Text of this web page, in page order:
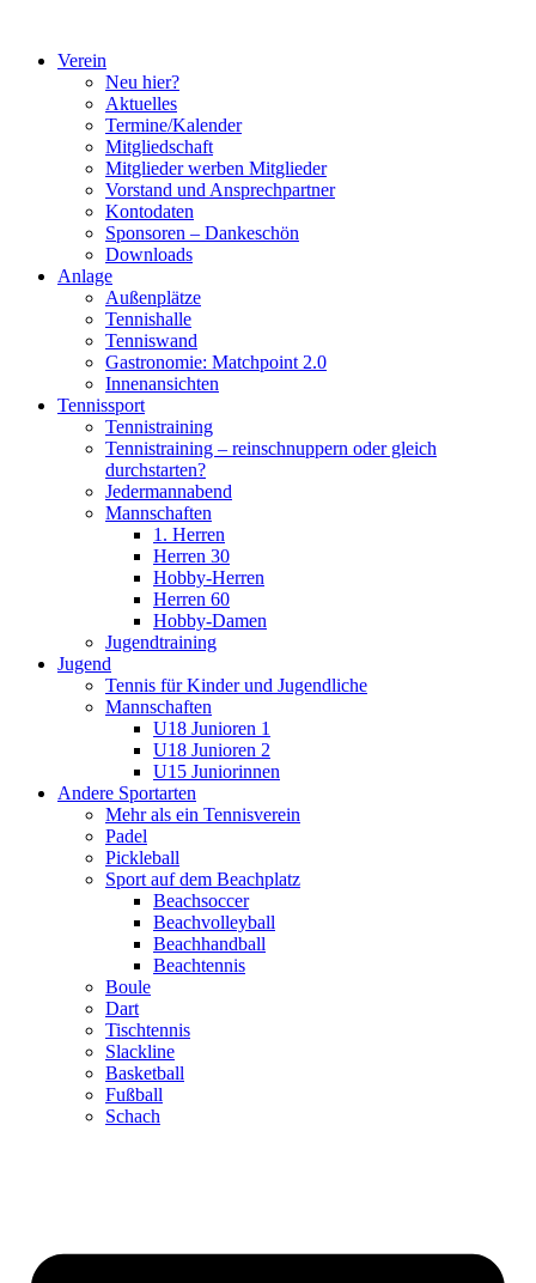
springenVerein
Neu hier?
Aktuelles
Termine/Kalender
Mitgliedschaft
Mitglieder werben Mitglieder
Vorstand und Ansprechpartner
Kontodaten
Sponsoren – Dankeschön
Downloads
Anlage
Außenplätze
Tennishalle
Tenniswand
Gastronomie: Matchpoint 2.0
Innenansichten
Tennissport
Tennistraining
Tennistraining – reinschnuppern oder gleich
durchstarten?
Jedermannabend
Mannschaften
1. Herren
Herren 30
Hobby-Herren
Herren 60
Hobby-Damen
Jugendtraining
Jugend
Tennis für Kinder und Jugendliche
Mannschaften
U18 Junioren 1
U18 Junioren 2
U15 Juniorinnen
Andere Sportarten
Mehr als ein Tennisverein
Padel
Pickleball
Sport auf dem Beachplatz
Beachsoccer
Beachvolleyball
Beachhandball
Beachtennis
Boule
Dart
Tischtennis
Slackline
Basketball
Fußball
Schach